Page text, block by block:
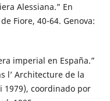
Alessiana.” En
Fiore, 40-64. Genova:
imperial en España.”
l’ Architecture de la
1979), coordinado por